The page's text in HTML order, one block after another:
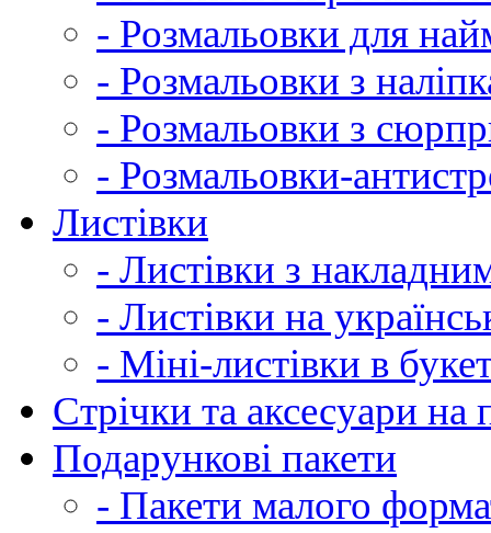
- Розмальовки для
- Розмальовки з
- Розмальовки з
- Розмальовки-
Листівки
- Листівки з
- Листівки на
- Міні-листівки в
Cтрічки та аксесуари
Подарункові пакети
- Пакети малого